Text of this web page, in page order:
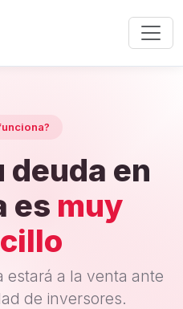
deuda en
es muy
estará a la venta ante
de inversores.